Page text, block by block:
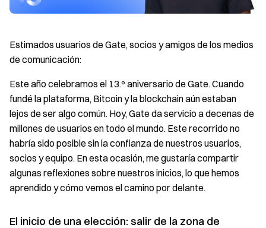
Estimados usuarios de Gate, socios y amigos de los medios
de comunicación:
Este año celebramos el 13.º aniversario de Gate. Cuando
fundé la plataforma, Bitcoin y la blockchain aún estaban
lejos de ser algo común. Hoy, Gate da servicio a decenas de
millones de usuarios en todo el mundo. Este recorrido no
habría sido posible sin la confianza de nuestros usuarios,
socios y equipo. En esta ocasión, me gustaría compartir
algunas reflexiones sobre nuestros inicios, lo que hemos
aprendido y cómo vemos el camino por delante.
El inicio de una elección: salir de la zona de